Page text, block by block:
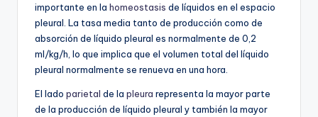
importante en la homeostasis de líquidos en el espacio
pleural. La tasa media tanto de producción como de
absorción de líquido pleural es normalmente de 0,2
ml/kg/h, lo que implica que el volumen total del líquido
pleural normalmente se renueva en una hora.
El lado parietal de la pleura representa la mayor parte
de la producción de líquido pleural y también la mayor